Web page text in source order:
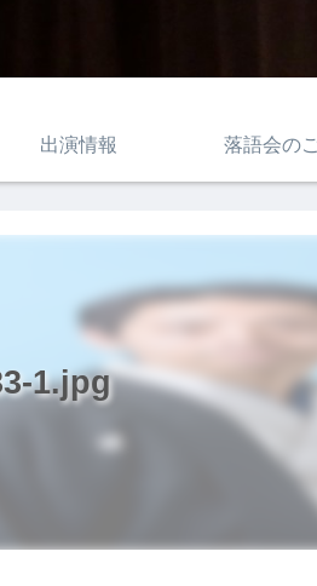
出演情報 落語会の
1.jpg